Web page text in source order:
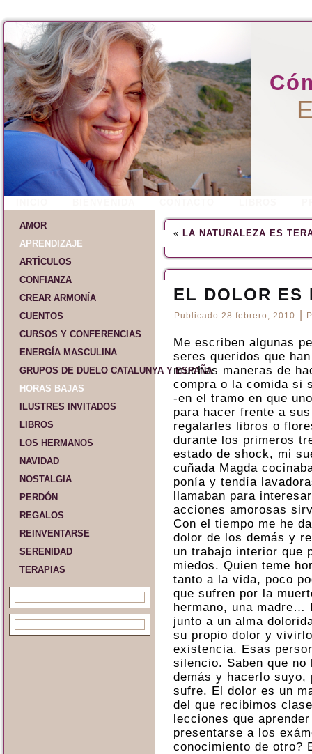
AMOR
APRENDIZAJE
ARTÍCULOS
CONFIANZA
CREAR ARMONÍA
CUENTOS
CURSOS Y CONFERENCIAS
ENERGÍA MASCULINA
GRUPOS DE DUELO CATALUNYA Y ESPAÑA
HORAS BAJAS
ILUSTRES INVITADOS
LIBROS
LOS HERMANOS
NAVIDAD
NOSTALGIA
PERDÓN
REGALOS
REINVENTARSE
SERENIDAD
TERAPIAS
« LA NATURALEZA ES
EL DOLOR ES
Publicado 28 febrero, 2010
Me escriben algunas
seres queridos que
muchas maneras de
compra o la comida si
-en el tramo en que
para hacer frente a
regalarles libros o
durante los primeros
estado de shock, mi
cuñada Magda
ponía y tendía
llamaban para
acciones amorosas
Con el tiempo me he
dolor de los demás y
un trabajo interior que
miedos. Quien teme
tanto a la vida, poco
que sufren por la
hermano, una madre…
junto a un alma
su propio dolor y
existencia. Esas
silencio. Saben que
demás y hacerlo suyo,
sufre. El dolor es un
del que recibimos
lecciones que
presentarse a los
conocimiento de otro?